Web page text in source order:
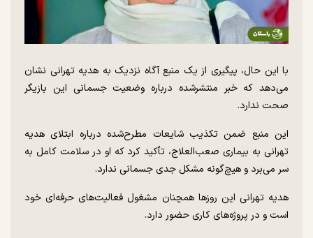
با این حال، پیگیری از یک منبع آگاه نزدیک به هدیه تهرانی نشان
می‌دهد که خبر منتشرشده درباره وضعیت جسمانی این بازیگر
صحت ندارد.
این منبع ضمن تکذیب شایعات مطرح‌شده درباره ابتلای هدیه
تهرانی به بیماری صعب‌العلاج، تأکید کرد که او در سلامت کامل به
سر می‌برد و هیچ‌گونه مشکل جدی جسمانی ندارد.
هدیه تهرانی این روز‌ها همچنان مشغول فعالیت‌های حرفه‌ای خود
است و در پروژه‌های کاری حضور دارد.